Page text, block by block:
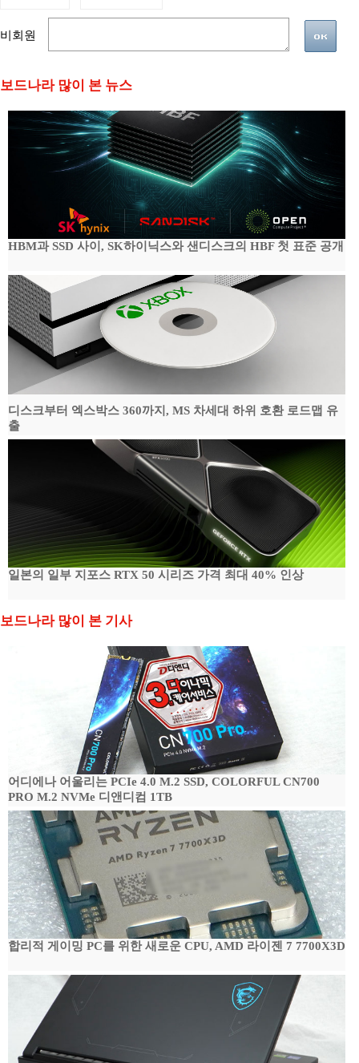
비회원
보드나라 많이 본 뉴스
HBM과 SSD 사이, SK하이닉스와 샌디스크의 HBF 첫 표준 공개
디스크부터 엑스박스 360까지, MS 차세대 하위 호환 로드맵 유
출
일본의 일부 지포스 RTX 50 시리즈 가격 최대 40% 인상
보드나라 많이 본 기사
어디에나 어울리는 PCIe 4.0 M.2 SSD, COLORFUL CN700
PRO M.2 NVMe 디앤디컴 1TB
합리적 게이밍 PC를 위한 새로운 CPU, AMD 라이젠 7 7700X3D